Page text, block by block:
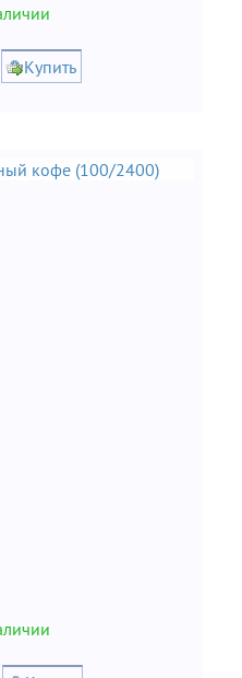
Купить
кофе (100/2400)